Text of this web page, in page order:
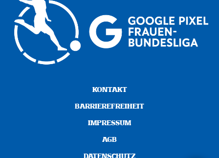
KONTAKT
BARRIEREFREIHEIT
IMPRESSUM
AGB
DATENSCHUTZ